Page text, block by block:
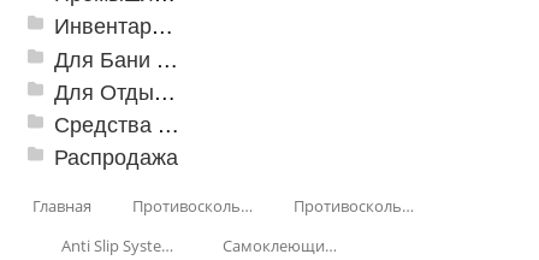
Инвентарь для клининга
Для Бани и Сауны
Для Отдыха и Пикника
Средства от насекомых и садовых вредителей
Распродажа
Главная Противоскользящая защита для лестниц, профили, ленты
Противоскользящие ленты
Anti Slip Systems
Самоклеющиеся виниловые и полиуретановые ленты против скольжения